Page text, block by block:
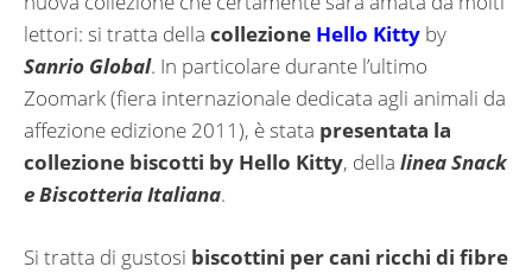
lettori: si tratta della collezione Hello Kitty by
Sanrio Global. In particolare durante l’ultimo
Zoomark (fiera internazionale dedicata agli animali da
affezione edizione 2011), è stata presentata la
collezione biscotti by Hello Kitty, della linea Snack
e Biscotteria Italiana.
Si tratta di gustosi biscottini per cani ricchi di fibre